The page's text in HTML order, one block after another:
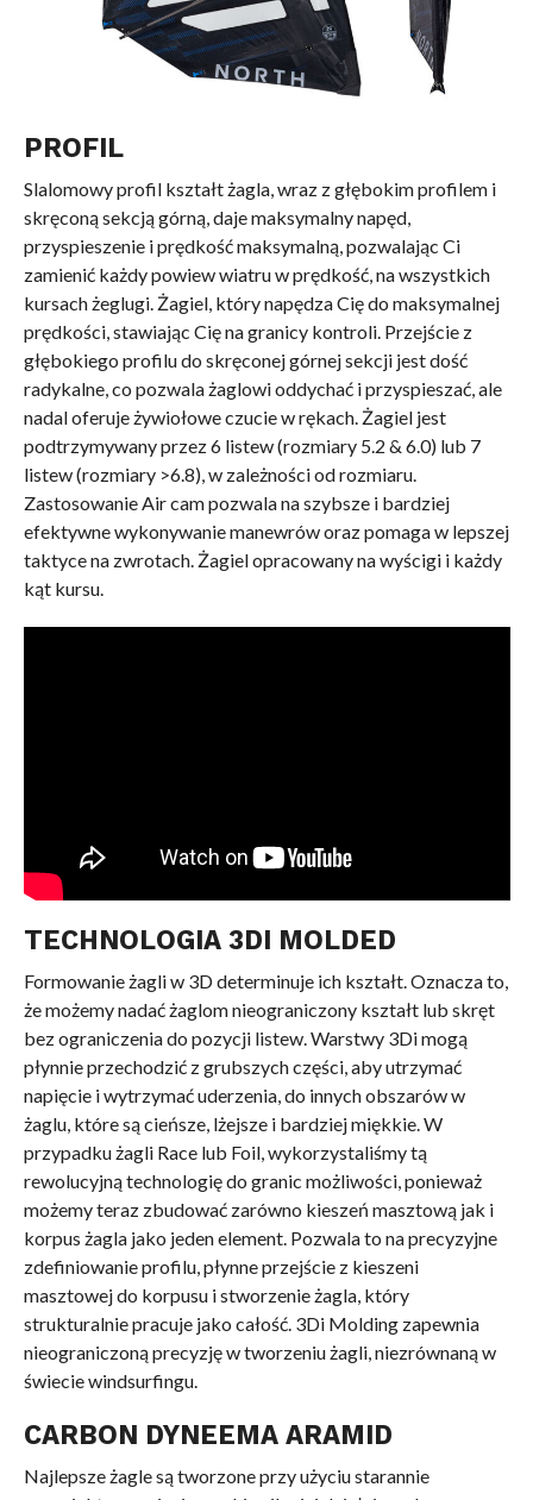
PROFIL
Slalomowy profil kształt żagla, wraz z głębokim profilem i
skręconą sekcją górną, daje maksymalny napęd,
przyspieszenie i prędkość maksymalną, pozwalając Ci
zamienić każdy powiew wiatru w prędkość, na wszystkich
kursach żeglugi. Żagiel, który napędza Cię do maksymalnej
prędkości, stawiając Cię na granicy kontroli. Przejście z
głębokiego profilu do skręconej górnej sekcji jest dość
radykalne, co pozwala żaglowi oddychać i przyspieszać, ale
nadal oferuje żywiołowe czucie w rękach. Żagiel jest
podtrzymywany przez 6 listew (rozmiary 5.2 & 6.0) lub 7
listew (rozmiary >6.8), w zależności od rozmiaru.
Zastosowanie Air cam pozwala na szybsze i bardziej
efektywne wykonywanie manewrów oraz pomaga w lepszej
taktyce na zwrotach. Żagiel opracowany na wyścigi i każdy
kąt kursu.
TECHNOLOGIA 3DI MOLDED
Formowanie żagli w 3D determinuje ich kształt. Oznacza to,
że możemy nadać żaglom nieograniczony kształt lub skręt
bez ograniczenia do pozycji listew. Warstwy 3Di mogą
płynnie przechodzić z grubszych części, aby utrzymać
napięcie i wytrzymać uderzenia, do innych obszarów w
żaglu, które są cieńsze, lżejsze i bardziej miękkie. W
przypadku żagli Race lub Foil, wykorzystaliśmy tą
rewolucyjną technologię do granic możliwości, ponieważ
możemy teraz zbudować zarówno kieszeń masztową jak i
korpus żagla jako jeden element. Pozwala to na precyzyjne
zdefiniowanie profilu, płynne przejście z kieszeni
masztowej do korpusu i stworzenie żagla, który
strukturalnie pracuje jako całość. 3Di Molding zapewnia
nieograniczoną precyzję w tworzeniu żagli, niezrównaną w
świecie windsurfingu.
CARBON DYNEEMA ARAMID
Najlepsze żagle są tworzone przy użyciu starannie